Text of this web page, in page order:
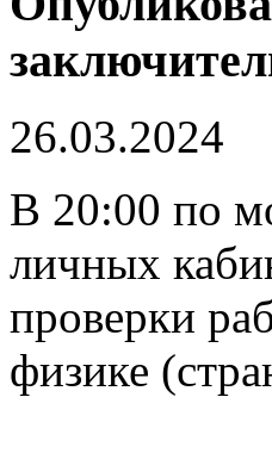
26.03.2024
В 20:00 по
личных
проверки
физике